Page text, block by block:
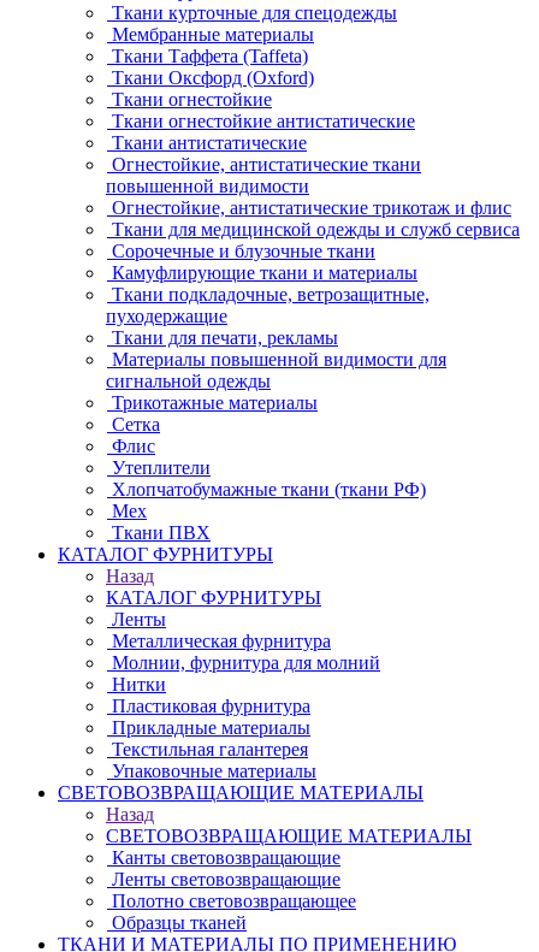
Ткани курточные для спецодежды
Мембранные материалы
Ткани Таффета (Taffeta)
Ткани Оксфорд (Oxford)
Ткани огнестойкие
Ткани огнестойкие антистатические
Ткани антистатические
Огнестойкие, антистатические ткани
повышенной видимости
Огнестойкие, антистатические трикотаж и флис
Ткани для медицинской одежды и служб сервиса
Сорочечные и блузочные ткани
Камуфлирующие ткани и материалы
Ткани подкладочные, ветрозащитные,
пуходержащие
Ткани для печати, рекламы
Материалы повышенной видимости для
сигнальной одежды
Трикотажные материалы
Сетка
Флис
Утеплители
Хлопчатобумажные ткани (ткани РФ)
Мех
Ткани ПВХ
КАТАЛОГ ФУРНИТУРЫ
Назад
КАТАЛОГ ФУРНИТУРЫ
Ленты
Металлическая фурнитура
Молнии, фурнитура для молний
Нитки
Пластиковая фурнитура
Прикладные материалы
Текстильная галантерея
Упаковочные материалы
СВЕТОВОЗВРАЩАЮЩИЕ МАТЕРИАЛЫ
Назад
СВЕТОВОЗВРАЩАЮЩИЕ МАТЕРИАЛЫ
Канты световозвращающие
Ленты световозвращающие
Полотно световозвращающее
Образцы тканей
ТКАНИ И МАТЕРИАЛЫ ПО ПРИМЕНЕНИЮ